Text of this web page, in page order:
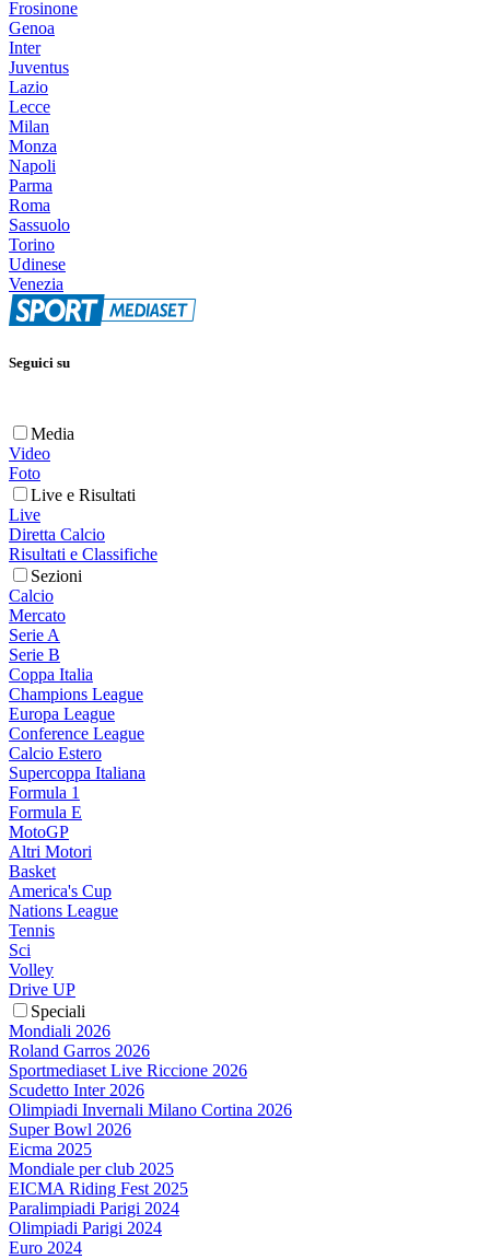
Frosinone
Genoa
Inter
Juventus
Lazio
Lecce
Milan
Monza
Napoli
Parma
Roma
Sassuolo
Torino
Udinese
Venezia
Seguici su
Media
Video
Foto
Live e Risultati
Live
Diretta Calcio
Risultati e Classifiche
Sezioni
Calcio
Mercato
Serie A
Serie B
Coppa Italia
Champions League
Europa League
Conference League
Calcio Estero
Supercoppa Italiana
Formula 1
Formula E
MotoGP
Altri Motori
Basket
America's Cup
Nations League
Tennis
Sci
Volley
Drive UP
Speciali
Mondiali 2026
Roland Garros 2026
Sportmediaset Live Riccione 2026
Scudetto Inter 2026
Olimpiadi Invernali Milano Cortina 2026
Super Bowl 2026
Eicma 2025
Mondiale per club 2025
EICMA Riding Fest 2025
Paralimpiadi Parigi 2024
Olimpiadi Parigi 2024
Euro 2024